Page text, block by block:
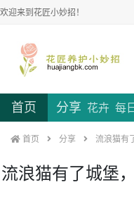
欢迎来到花匠小妙招！
首页 分享 花卉 每
首页 分享 流浪猫有
流浪猫有了城堡